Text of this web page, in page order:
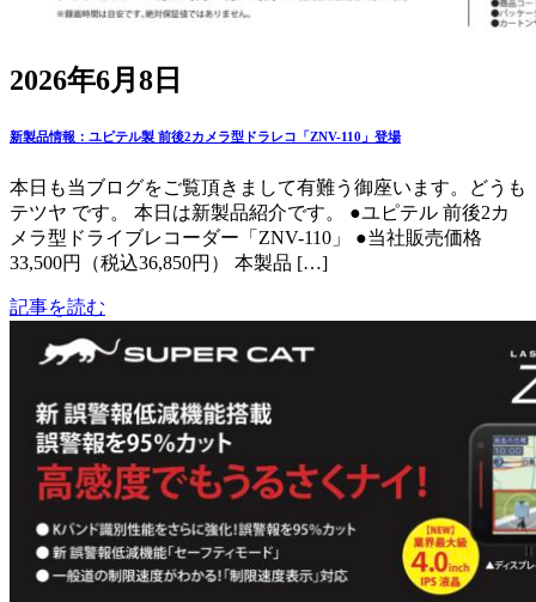
2026年6月8日
新製品情報：ユピテル製 前後2カメラ型ドラレコ「ZNV-110」登場
本日も当ブログをご覧頂きまして有難う御座います。どうも
テツヤ です。 本日は新製品紹介です。 ●ユピテル 前後2カ
メラ型ドライブレコーダー「ZNV-110」 ●当社販売価格
33,500円（税込36,850円） 本製品 […]
記事を読む